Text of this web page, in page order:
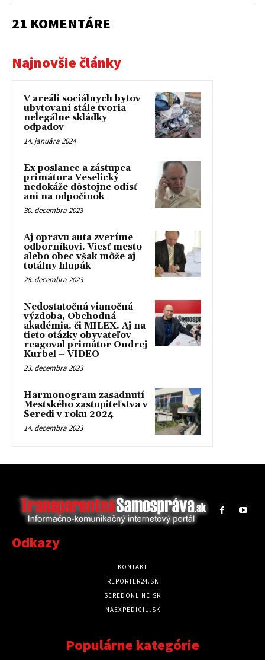
21 KOMENTÁRE
Najnovšie články
V areáli sociálnych bytov
ubytovaní stále tvoria
nelegálne skládky
odpadov
14. januára 2024
Ex poslanec a zástupca
primátora Veselický
nedokáže dôstojne odísť
ani na odpočinok
30. decembra 2023
Aj opravu auta zveríme
odborníkovi. Viesť mesto
alebo obec však môže aj
totálny hlupák
28. decembra 2023
Nedostatočná vianočná
výzdoba, Obchodná
akadémia, či MILEX. Aj na
tieto otázky obyvateľov
reagoval primátor Ondrej
Kurbel – VIDEO
23. decembra 2023
Harmonogram zasadnutí
Mestského zastupiteľstva v
Seredi v roku 2024
14. decembra 2023
Odkazy
KONTAKT
REPORTER24.SK
SEREDONLINE.SK
NAEXPEDICIU.SK
Populárne kategórie